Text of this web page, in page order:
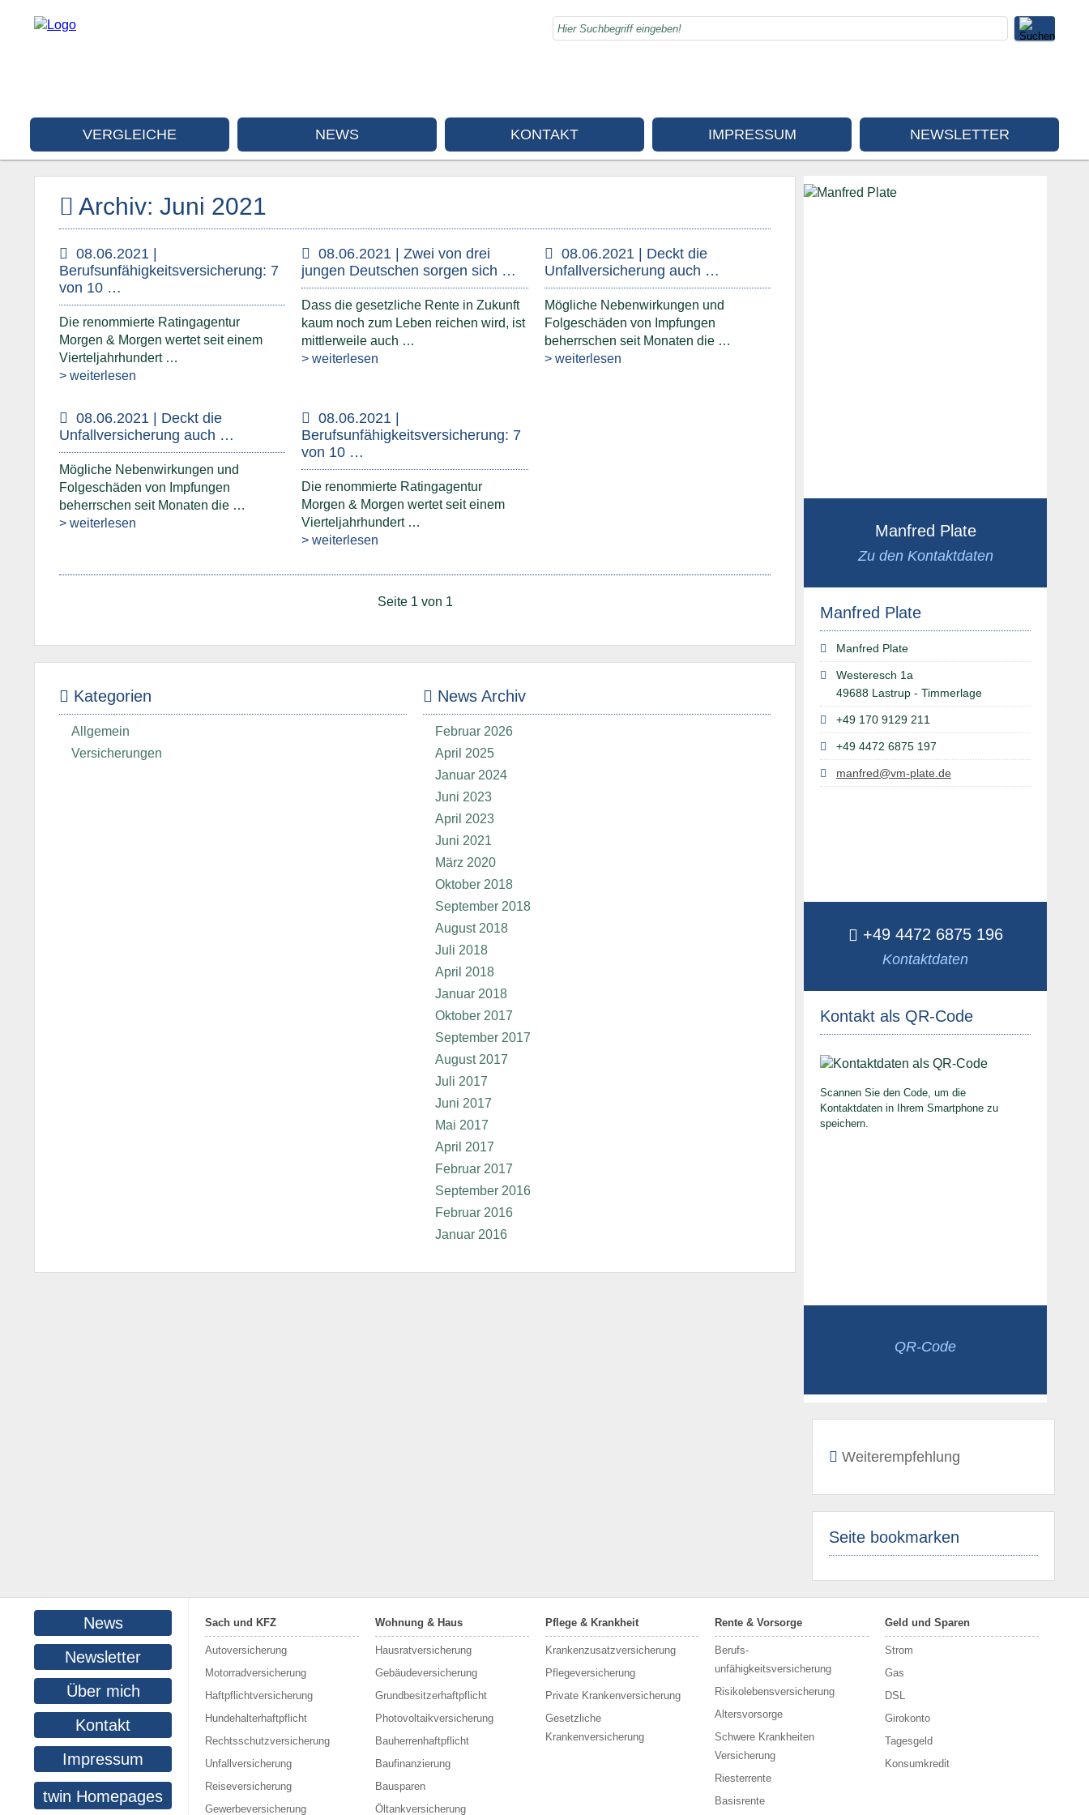
VERGLEICHE NEWS KONTAKT IMPRESSUM NEWSLETTER
Manfred Plate
Zu den Kontaktdaten
Manfred Plate
Manfred Plate
Westeresch 1a
49688 Lastrup - Timmerlage
+49 170 9129 211
+49 4472 6875 197
manfred@vm-plate.de
+49 4472 6875 196
Kontaktdaten
Kontakt als QR-Code
Scannen Sie den Code, um die
Kontaktdaten in Ihrem Smartphone zu
speichern.
QR-Code
Weiterempfehlung
Seite bookmarken
Archiv: Juni 2021
08.06.2021 |
Berufsunfähigkeitsversicherung: 7
von 10 …
Die renommierte Ratingagentur
Morgen & Morgen wertet seit einem
Vierteljahrhundert …
> weiterlesen
08.06.2021 | Zwei von drei
jungen Deutschen sorgen sich …
Dass die gesetzliche Rente in Zukunft
kaum noch zum Leben reichen wird, ist
mittlerweile auch …
> weiterlesen
08.06.2021 | Deckt die
Unfallversicherung auch …
Mögliche Nebenwirkungen und
Folgeschäden von Impfungen
beherrschen seit Monaten die …
> weiterlesen
08.06.2021 | Deckt die
Unfallversicherung auch …
Mögliche Nebenwirkungen und
Folgeschäden von Impfungen
beherrschen seit Monaten die …
> weiterlesen
08.06.2021 |
Berufsunfähigkeitsversicherung: 7
von 10 …
Die renommierte Ratingagentur
Morgen & Morgen wertet seit einem
Vierteljahrhundert …
> weiterlesen
Seite 1 von 1
Kategorien
Allgemein
Versicherungen
News Archiv
Februar 2026
April 2025
Januar 2024
Juni 2023
April 2023
Juni 2021
März 2020
Oktober 2018
September 2018
August 2018
Juli 2018
April 2018
Januar 2018
Oktober 2017
September 2017
August 2017
Juli 2017
Juni 2017
Mai 2017
April 2017
Februar 2017
September 2016
Februar 2016
Januar 2016
News
Newsletter
Über mich
Kontakt
Impressum
twin Homepages
Sach und KFZ
Autoversicherung
Motorradversicherung
Haftpflichtversicherung
Hundehalterhaftpflicht
Rechtsschutzversicherung
Unfallversicherung
Reiseversicherung
Gewerbeversicherung
Wohnung & Haus
Hausratversicherung
Gebäudeversicherung
Grundbesitzerhaftpflicht
Photovoltaikversicherung
Bauherrenhaftpflicht
Baufinanzierung
Bausparen
Öltankversicherung
Pflege & Krankheit
Krankenzusatzversicherung
Pflegeversicherung
Private Krankenversicherung
Gesetzliche
Krankenversicherung
Rente & Vorsorge
Berufs­
unfähigkeitsversicherung
Risikolebensversicherung
Altersvorsorge
Schwere Krankheiten
Versicherung
Riesterrente
Basisrente
Geld und Sparen
Strom
Gas
DSL
Girokonto
Tagesgeld
Konsumkredit